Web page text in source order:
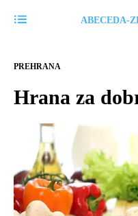
ABECEDA-
PREHRANA
Hrana za